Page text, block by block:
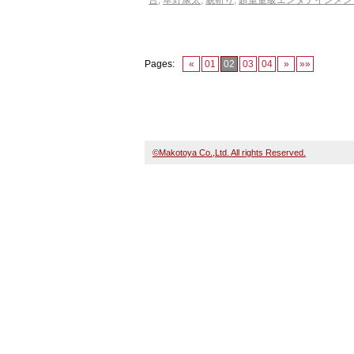
Pages: « 01 02 03 04 » »»
©Makotoya Co.,Ltd. All rights Reserved.